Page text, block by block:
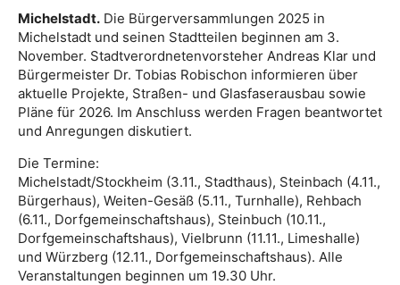
Michelstadt. Die Bürgerversammlungen 2025 in
Michelstadt und seinen Stadtteilen beginnen am 3.
November. Stadtverordnetenvorsteher Andreas Klar und
Bürgermeister Dr. Tobias Robischon informieren über
aktuelle Projekte, Straßen- und Glasfaserausbau sowie
Pläne für 2026. Im Anschluss werden Fragen beantwortet
und Anregungen diskutiert.
Die Termine:
Michelstadt/Stockheim (3.11., Stadthaus), Steinbach (4.11.,
Bürgerhaus), Weiten-Gesäß (5.11., Turnhalle), Rehbach
(6.11., Dorfgemeinschaftshaus), Steinbuch (10.11.,
Dorfgemeinschaftshaus), Vielbrunn (11.11., Limeshalle)
und Würzberg (12.11., Dorfgemeinschaftshaus). Alle
Veranstaltungen beginnen um 19.30 Uhr.